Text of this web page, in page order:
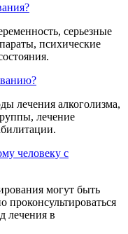
серьезные
психические
лечения алкоголизма,
лечение
человеку с
могут быть
лечения в